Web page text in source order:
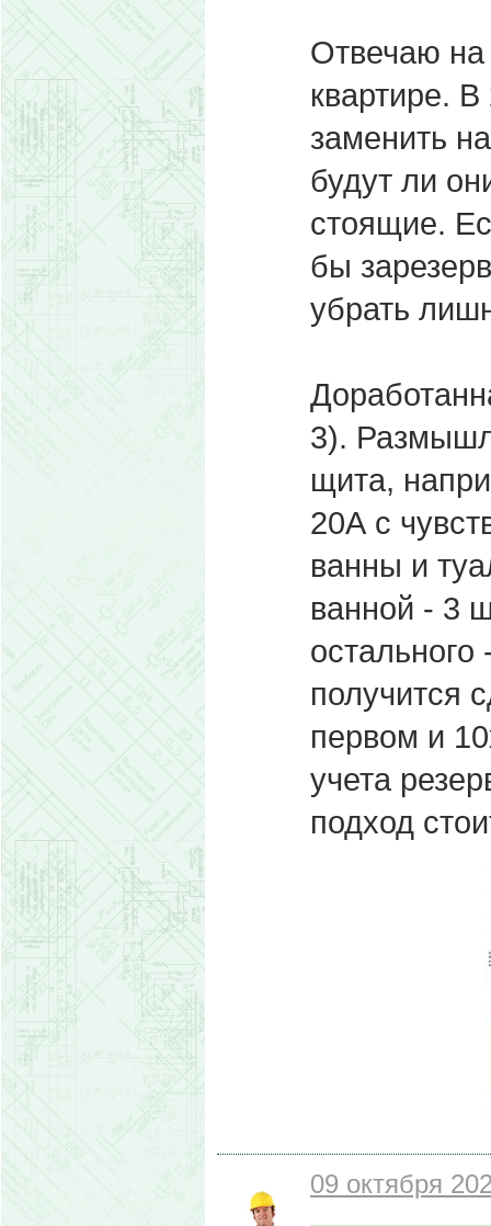
Отвечаю на
квартире. В
заменить
будут ли
стоящие.
бы
убрать
3).
щита,
20А с
ванны и
ванной - 3
получится
первом и
учета
подход
09 октября